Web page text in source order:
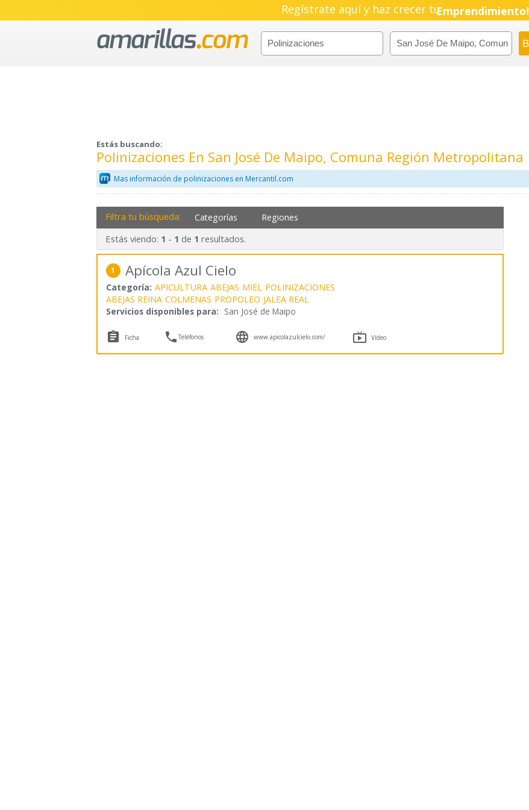
Regístrate aquí y haz crecer tuEmprendimiento!
Estás buscando:
Polinizaciones En San José De Maipo, Comuna Región Metropolitana
Mas información de polinizaciones en Mercantil.com
Filtra tu búsqueda: Categorías Regiones
Estás viendo: 1 - 1 de 1 resultados.
1 Apícola Azul Cielo
Categoría: APICULTURA ABEJAS MIEL POLINIZACIONES
ABEJAS REINA COLMENAS PROPOLEO JALEA REAL
Servicios disponibles para: San José de Maipo
 Ficha Teléfonos  www.apicolazulcielo.com/  Vídeo